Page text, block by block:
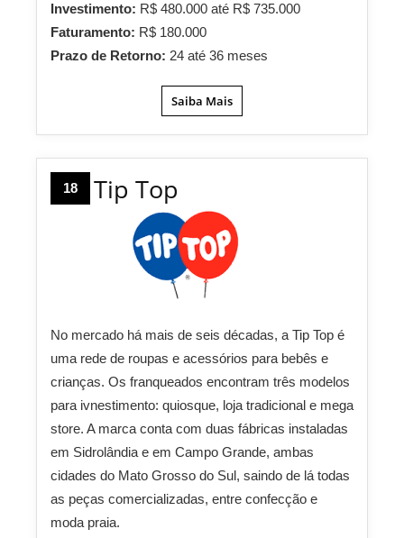
Investimento: R$ 480.000 até R$ 735.000
Faturamento: R$ 180.000
Prazo de Retorno: 24 até 36 meses
Saiba Mais
18 Tip Top
No mercado há mais de seis décadas, a Tip Top é
uma rede de roupas e acessórios para bebês e
crianças. Os franqueados encontram três modelos
para ivnestimento: quiosque, loja tradicional e mega
store. A marca conta com duas fábricas instaladas
em Sidrolândia e em Campo Grande, ambas
cidades do Mato Grosso do Sul, saindo de lá todas
as peças comercializadas, entre confecção e
moda praia.